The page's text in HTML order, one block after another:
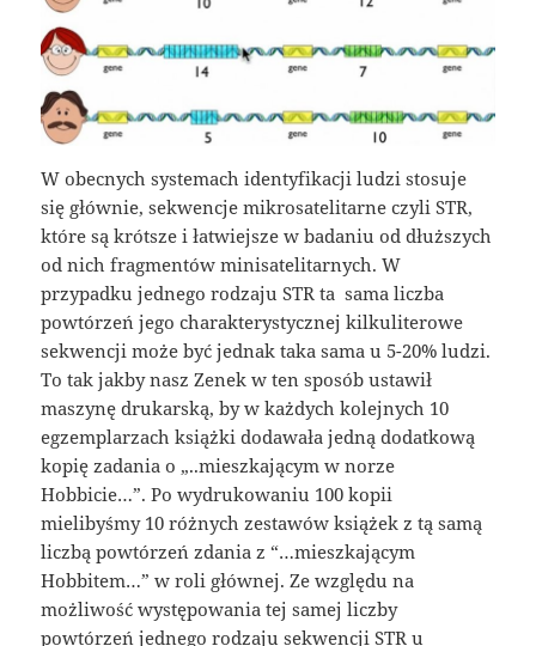
W obecnych systemach identyfikacji ludzi stosuje
się głównie, sekwencje mikrosatelitarne czyli STR,
które są krótsze i łatwiejsze w badaniu od dłuższych
od nich fragmentów minisatelitarnych. W
przypadku jednego rodzaju STR ta sama liczba
powtórzeń jego charakterystycznej kilkuliterowe
sekwencji może być jednak taka sama u 5-20% ludzi.
To tak jakby nasz Zenek w ten sposób ustawił
maszynę drukarską, by w każdych kolejnych 10
egzemplarzach książki dodawała jedną dodatkową
kopię zadania o „..mieszkającym w norze
Hobbicie…”. Po wydrukowaniu 100 kopii
mielibyśmy 10 różnych zestawów książek z tą samą
liczbą powtórzeń zdania z “…mieszkającym
Hobbitem…” w roli głównej. Ze względu na
możliwość występowania tej samej liczby
powtórzeń jednego rodzaju sekwencji STR u